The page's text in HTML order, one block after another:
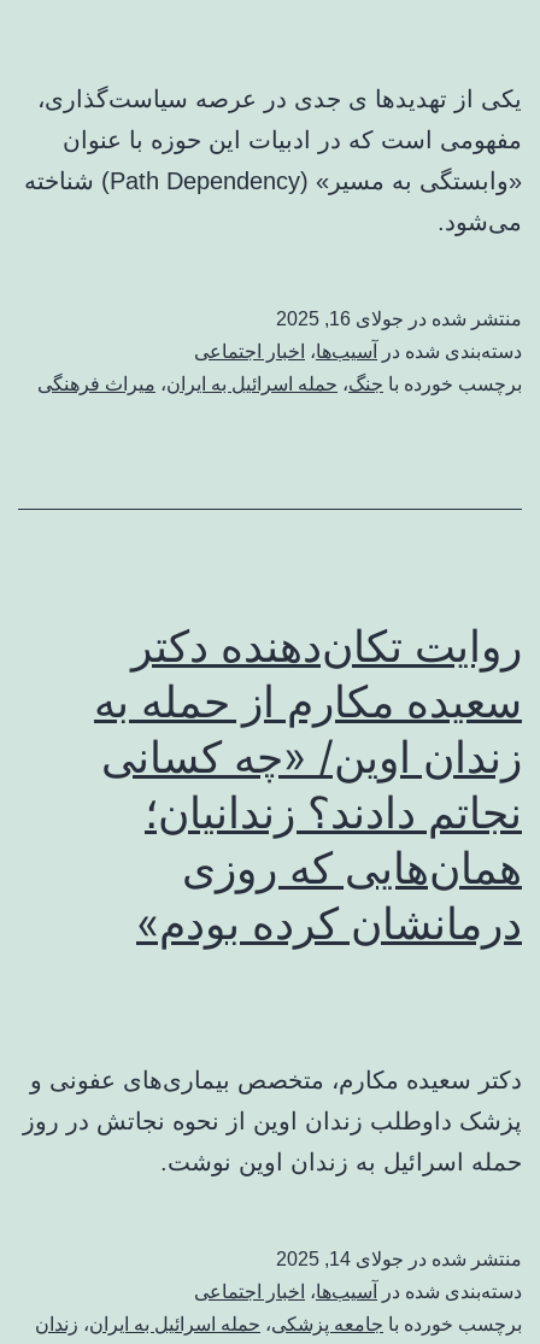
بازگردند/
برخی
از
افغان‌ها
دریافت
یکی از تهدیدها ی جدی در عرصه سیاست‌گذاری،
مفهومی است که در ادبیات این حوزه با عنوان
«وابستگی به مسیر» (Path Dependency) شناخته
می‌شود.
منتشر شده در جولای 16, 2025
دسته‌بندی شده در
آسیب‌ها، اخبار اجتماعی
برچسب خورده با جنگ، حمله اسرائیل به ایران، میراث فرهنگی
روایت تکان‌دهنده دکتر
سعیده مکارم از حمله به
زندان اوین/ «چه کسانی
نجاتم دادند؟ زندانیان؛
همان‏‌هایی که روزی
درمانشان کرده بودم»
دکتر سعیده مکارم، متخصص بیماری‌های عفونی و
پزشک داوطلب زندان اوین از نحوه نجاتش در روز
حمله اسرائیل به زندان اوین نوشت.
منتشر شده در جولای 14, 2025
دسته‌بندی شده در
آسیب‌ها، اخبار اجتماعی
برچسب خورده با جامعه پزشکی، حمله اسرائیل به ایران، زندان